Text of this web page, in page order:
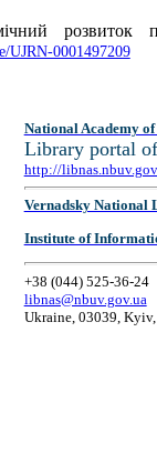
розвиток
UJRN-0001497209
National Academy
Library portal
http://
Vernadsky National
Institute of
+38 (044) 525-36-24
libnas@nbuv.gov.ua
Ukraine, 03039,